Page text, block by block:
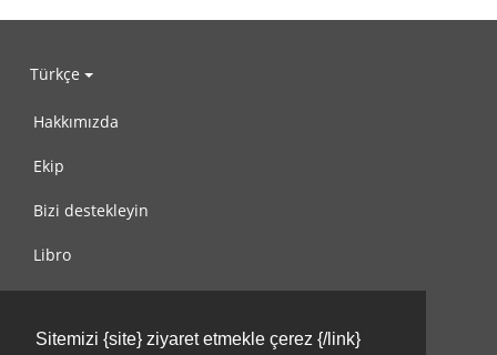
Sitemizi {site} ziyaret etmekle çerez {/link}
Türkçe
Hakkımızda
Ekip
Bizi destekleyin
Libro
Kullanım Koşulları